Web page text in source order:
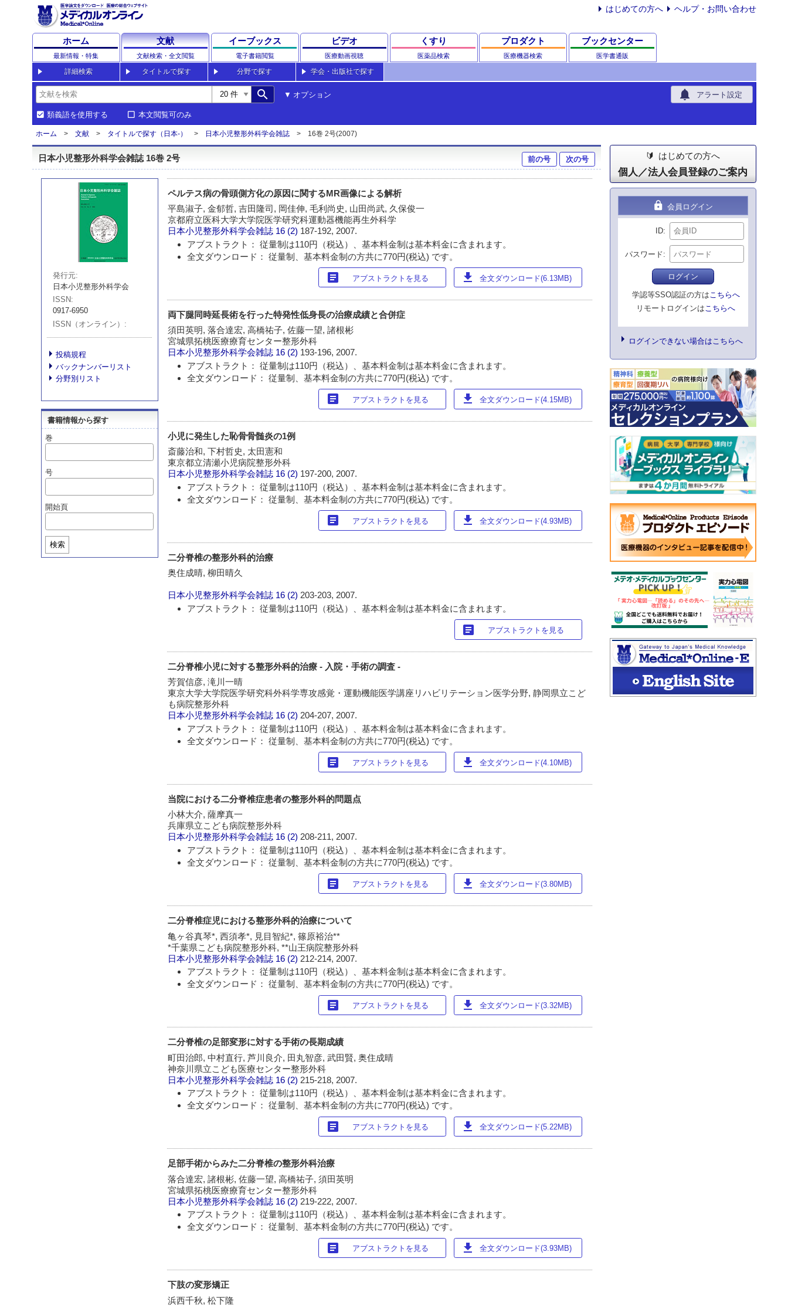
はじめての方へ ヘルプ・お問い合わせ
ホーム
最新情報・特集
文献
文献検索・全文閲覧
イーブックス
電子書籍閲覧
ビデオ
医療動画視聴
くすり
医薬品検索
プロダクト
医療機器検索
ブックセンター
医学書通販
詳細検索 タイトルで探す 分野で探す 学会・出版社で探す
search オプション notifications アラート設定
類義語を使用する 本文閲覧可のみ
ホーム 文献 タイトルで探す（日本-） 日本小児整形外科学会雑誌 16巻 2号(2007)
日本小児整形外科学会雑誌 16巻 2号 前の号 次の号
発行元
日本小児整形外科学会
ISSN
0917-6950
ISSN（オンライン）
投稿規程
バックナンバーリスト
分野別リスト
書籍情報から探す
巻
号
開始頁
検索
ペルテス病の骨頭側方化の原因に関するMR画像による解析
平島淑子, 金郁哲, 吉田隆司, 岡佳伸, 毛利尚史, 山田尚武, 久保俊一
京都府立医科大学大学院医学研究科運動器機能再生外科学
日本小児整形外科学会雑誌 16 (2) 187-192, 2007.
アブストラクト： 従量制は110円（税込）、基本料金制は基本料金に含まれます。
全文ダウンロード： 従量制、基本料金制の方共に770円(税込) です。
article アブストラクトを見る download 全文ダウンロード(6.13MB)
両下腿同時延長術を行った特発性低身長の治療成績と合併症
須田英明, 落合達宏, 高橋祐子, 佐藤一望, 諸根彬
宮城県拓桃医療療育センター整形外科
日本小児整形外科学会雑誌 16 (2) 193-196, 2007.
アブストラクト： 従量制は110円（税込）、基本料金制は基本料金に含まれます。
全文ダウンロード： 従量制、基本料金制の方共に770円(税込) です。
article アブストラクトを見る download 全文ダウンロード(4.15MB)
小児に発生した恥骨骨髄炎の1例
斎藤治和, 下村哲史, 太田憲和
東京都立清瀬小児病院整形外科
日本小児整形外科学会雑誌 16 (2) 197-200, 2007.
アブストラクト： 従量制は110円（税込）、基本料金制は基本料金に含まれます。
全文ダウンロード： 従量制、基本料金制の方共に770円(税込) です。
article アブストラクトを見る download 全文ダウンロード(4.93MB)
二分脊椎の整形外科的治療
奥住成晴, 柳田晴久
日本小児整形外科学会雑誌 16 (2) 203-203, 2007.
アブストラクト： 従量制は110円（税込）、基本料金制は基本料金に含まれます。
article アブストラクトを見る
二分脊椎小児に対する整形外科的治療 - 入院・手術の調査 -
芳賀信彦, 滝川一晴
東京大学大学院医学研究科外科学専攻感覚・運動機能医学講座リハビリテーション医学分野, 静岡県立こど
も病院整形外科
日本小児整形外科学会雑誌 16 (2) 204-207, 2007.
アブストラクト： 従量制は110円（税込）、基本料金制は基本料金に含まれます。
全文ダウンロード： 従量制、基本料金制の方共に770円(税込) です。
article アブストラクトを見る download 全文ダウンロード(4.10MB)
当院における二分脊椎症患者の整形外科的問題点
小林大介, 薩摩真一
兵庫県立こども病院整形外科
日本小児整形外科学会雑誌 16 (2)208-211, 2007.
アブストラクト： 従量制は110円（税込）、基本料金制は基本料金に含まれます。
全文ダウンロード： 従量制、基本料金制の方共に770円(税込) です。
article アブストラクトを見る download 全文ダウンロード(3.80MB)
二分脊椎症児における整形外科的治療について
亀ヶ谷真琴*, 西須孝*, 見目智紀*, 篠原裕治**
*千葉県こども病院整形外科, **山王病院整形外科
日本小児整形外科学会雑誌 16 (2) 212-214, 2007.
アブストラクト： 従量制は110円（税込）、基本料金制は基本料金に含まれます。
全文ダウンロード： 従量制、基本料金制の方共に770円(税込) です。
article アブストラクトを見る download 全文ダウンロード(3.32MB)
二分脊椎の足部変形に対する手術の長期成績
町田治郎, 中村直行, 芦川良介, 田丸智彦, 武田賢, 奥住成晴
神奈川県立こども医療センター整形外科
日本小児整形外科学会雑誌 16 (2) 215-218, 2007.
アブストラクト： 従量制は110円（税込）、基本料金制は基本料金に含まれます。
全文ダウンロード： 従量制、基本料金制の方共に770円(税込) です。
article アブストラクトを見る download 全文ダウンロード(5.22MB)
足部手術からみた二分脊椎の整形外科治療
落合達宏, 諸根彬, 佐藤一望, 高橋祐子, 須田英明
宮城県拓桃医療療育センター整形外科
日本小児整形外科学会雑誌 16 (2) 219-222, 2007.
アブストラクト： 従量制は110円（税込）、基本料金制は基本料金に含まれます。
全文ダウンロード： 従量制、基本料金制の方共に770円(税込) です。
article アブストラクトを見る download 全文ダウンロード(3.93MB)
下肢の変形矯正
浜西千秋, 松下隆
はじめての方へ
個人／法人会員登録のご案内
lock 会員ログイン
ID
パスワード
ログイン
学認等SSO認証の方はこちらへ
リモートログインはこちらへ
ログインできない場合はこちらへ